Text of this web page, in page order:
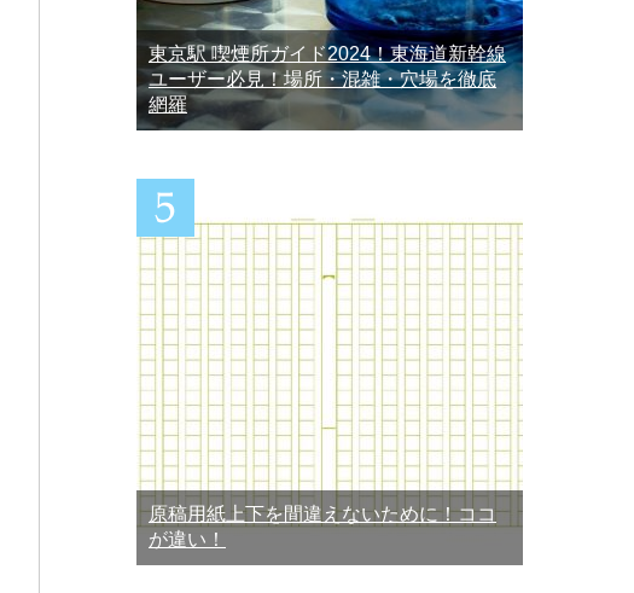
東京駅 喫煙所ガイド2024！東海道新幹線
ユーザー必見！場所・混雑・穴場を徹底
網羅
原稿用紙上下を間違えないために！ココ
が違い！